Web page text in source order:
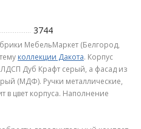
3744
МебельМаркет (Белгород,
коллекции Дакота. Корпус
ЛДСП Дуб Крафт серый, а фасад из
(МДФ). Ручки металлические,
в цвет корпуса. Наполнение